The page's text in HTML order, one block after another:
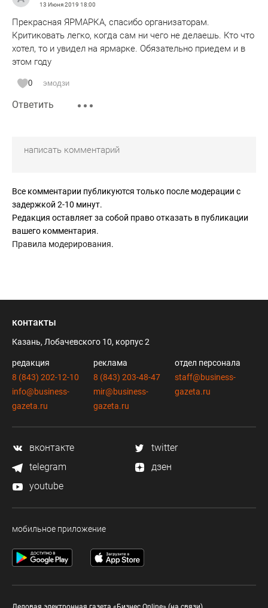
13 Июня 2019 18:00
Прекрасная ЯРМАРКА, спасибо организаторам.
Критиковать легко, когда сам ни чего не делаешь. Кто что
хотел, то и увидел на ярмарке. Обязательно приедем и в
этом году
0 эмодзи
Ответить
Все комментарии публикуются только после модерации с
задержкой 2-10 минут.
Редакция оставляет за собой право отказать в публикации
вашего комментария.
Правила модерирования.
контакты
Казань, Лобачевского 10, корпус 2
редакция
8 (843) 202-12-10
info@business-
gazeta.ru
реклама
8 (843) 203-48-47
mir@business-
gazeta.ru
отдел персонала
staff@business-
gazeta.ru
вконтакте
twitter
telegram
дзен
youtube
мобильное приложение